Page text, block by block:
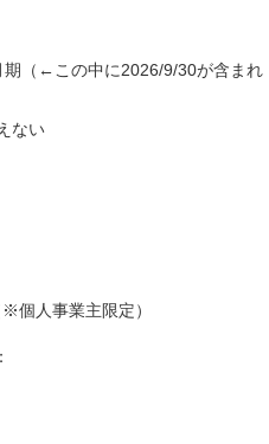
（←この中に2026/9/30が含まれ
ない
個人事業主限定）